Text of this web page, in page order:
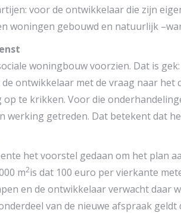
voor de ontwikkelaar die zijn
woningen gebouwd en natuurlijk
woningbouw voorzien. Dat is
ontwikkelaar met de vraag naar
te krikken. Voor die
werking getreden. Dat betekent dat
het voorstel gedaan om het plan
m2is dat 100 euro per vierkante
en de ontwikkelaar verwacht daar
van de nieuwe afspraak